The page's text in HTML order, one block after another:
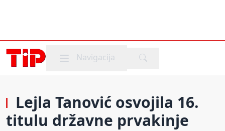
Mobile menu
Navigacija
Lejla Tanović osvojila 16.
titulu državne prvakinje